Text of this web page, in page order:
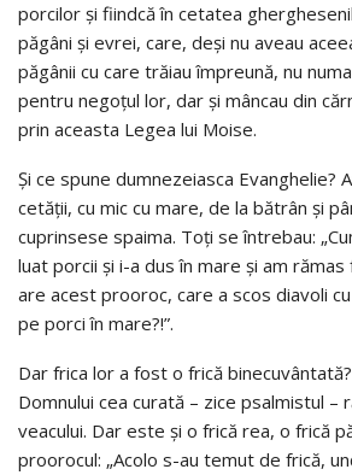
porcilor şi fiindcă în cetatea
păgâni şi evrei, care, deşi nu aveau
păgânii cu care trăiau împreună, nu
pentru negoţul lor, dar şi mâncau din
prin aceasta Legea lui Moise.
Şi ce spune dumnezeiasca Evanghelie?
cetăţii, cu mic cu mare, de la bătrân şi
cuprinsese spaima. Toţi se întrebau:
luat porcii şi i-a dus în mare şi am rămas
are acest prooroc, care a scos diavoli
pe porci în mare?!”.
Dar frica lor a fost o frică
Domnului cea curată – zice psalmistul –
veacului. Dar este şi o frică rea, o frică
proorocul: „Acolo s-au temut de frică,